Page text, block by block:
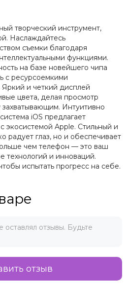
творческий инструмент,
Наслаждайтесь
съемки благодаря
функциями.
на базе новейшего чипа
с ресурсоемкими
и четкий дисплей
цвета, делая просмотр
Интуитивно
iOS предлагает
экосистемой Apple. Стильный и
радует глаз, но и обеспечивает
чем телефон — это ваш
технологий и инноваций.
испытать прогресс на себе.
отзывы. Будьте
отзыв